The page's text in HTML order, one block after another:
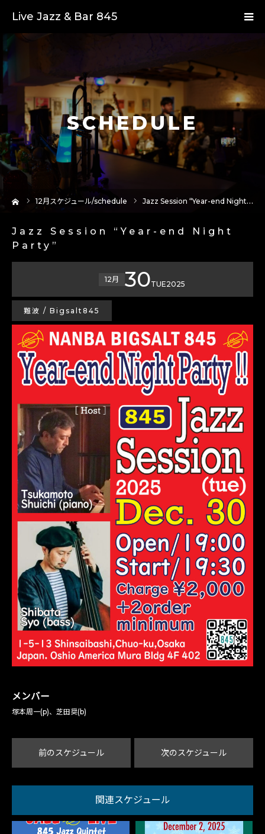
Live Jazz & Bar 845
SCHEDULE
12月スケジュール/schedule Jazz Session “Year-end Night Party”
Jazz Session “Year-end Night
Party”
12月 30TUE2025
難波 / Bigsalt845
メンバー
塚本周一(p)、芝田奨(b)
前のスケジュール 次のスケジュール
関連スケジュール